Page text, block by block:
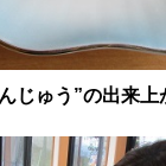
じゅう”の出来上